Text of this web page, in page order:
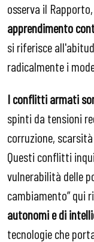
osserva il Rapporto,
apprendimento
si riferisce
radicalmente i
I conflitti armati
spinti da tensioni
corruzione,
Questi conflitti
vulnerabilità delle
cambiamento” qui
autonomi e di
tecnologie che